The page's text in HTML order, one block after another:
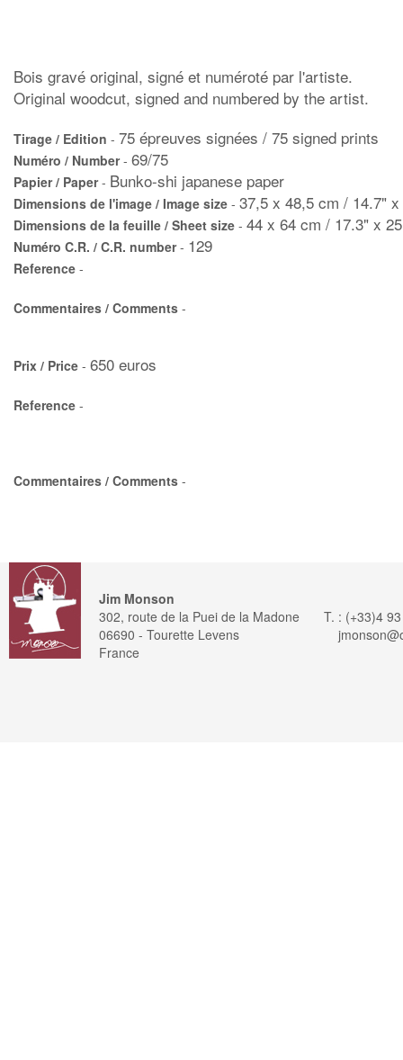
Bois gravé original, signé et numéroté par l'artiste.
Original woodcut, signed and numbered by the artist.
Tirage / Edition - 75 épreuves signées / 75 signed prints
Numéro / Number- 69/75
Papier / Paper- Bunko-shi japanese paper
Dimensions de l'image / Image size - 37,5 x 48,5 cm / 14.7"
Dimensions de la feuille / Sheet size - 44 x 64 cm / 17.3" x
Numéro C.R. / C.R. number- 129
Reference -
Commentaires / Comments -
Prix / Price - 650 euros
Reference -
Commentaires / Comments -
Jim Monson
302, route de la Puei de la Madone
06690 - Tourette Levens
France
T. : (+33)4